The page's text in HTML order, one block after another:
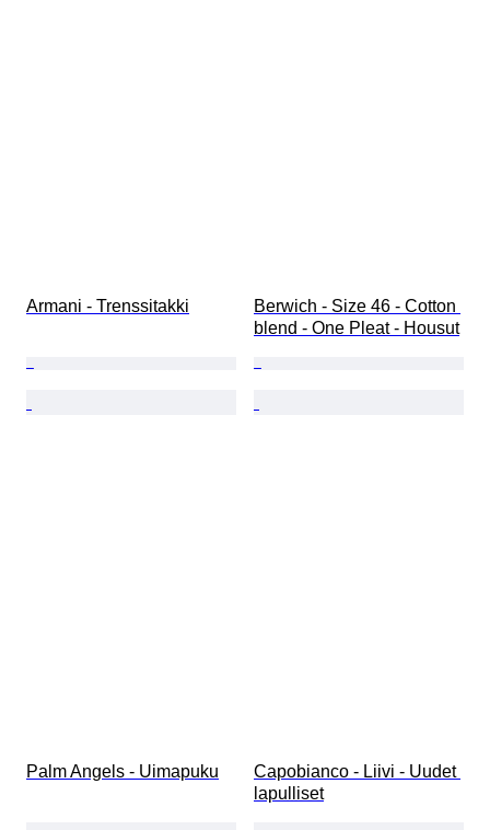
Armani - Trenssitakki
Berwich - Size 46 - Cotton
blend - One Pleat - Housut
Palm Angels - Uimapuku
Capobianco - Liivi - Uudet
lapulliset